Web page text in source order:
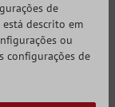
de
está descrito em
ou
configurações de